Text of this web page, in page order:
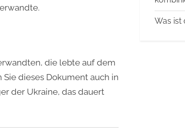
die lebte auf dem
dieses Dokument auch in
der Ukraine, das dauert
Was ist